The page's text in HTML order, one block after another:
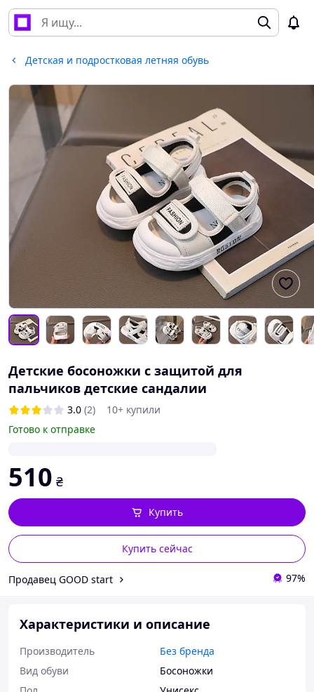
Детская и подростковая летняя обувь
Детские босоножки с защитой для
пальчиков детские сандалии
3.0 (2)
10+ купили
Готово к отправке
510 ₴
Купить сейчас
Купить
Продавец GOOD start 97%
Характеристики и описание
Производитель
Без бренда
Вид обуви
Босоножки